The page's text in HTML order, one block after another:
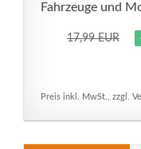
Fahrzeuge und
17,99 EUR
Preis inkl. MwSt., zzgl.